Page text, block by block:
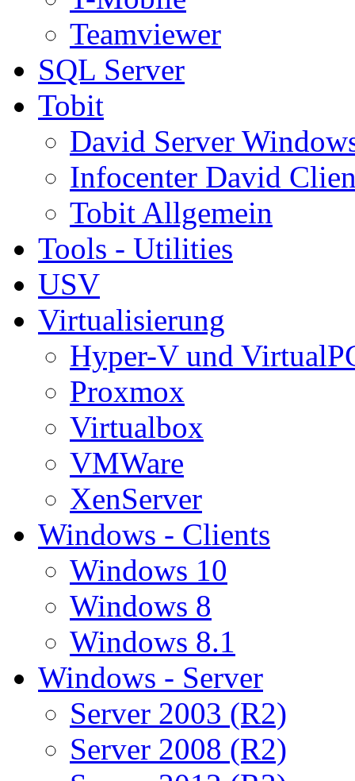
Teamviewer
SQL Server
Tobit
David Server
Infocenter David
Tobit Allgemein
Tools - Utilities
USV
Virtualisierung
Hyper-V und
Proxmox
Virtualbox
VMWare
XenServer
Windows - Clients
Windows 10
Windows 8
Windows 8.1
Windows - Server
Server 2003 (R2)
Server 2008 (R2)